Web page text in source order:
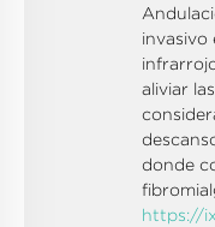
invasivo
aliviar
donde
https://